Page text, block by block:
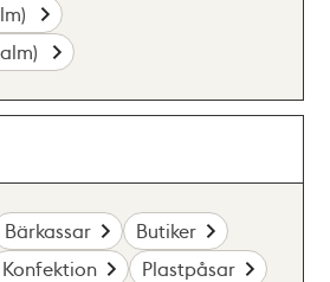
Bärkassar
Butiker
Konfektion
Plastpåsar